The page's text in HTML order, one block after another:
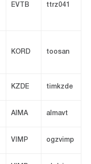
EVTB ttrz041
KORD toosan
KZDE timkzde
AIMA almavt
VIMP ogzvimp